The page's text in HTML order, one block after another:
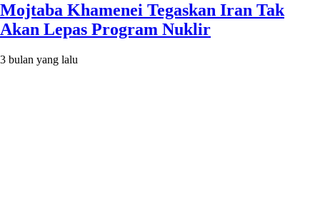
Mojtaba Khamenei Tegaskan Iran Tak
Akan Lepas Program Nuklir
3 bulan yang lalu